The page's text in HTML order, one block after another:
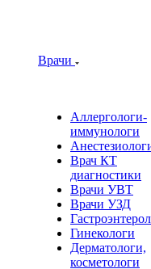
Врачи
Аллергологи-
иммунологи
Врач КТ
диагностики
Врачи УВТ
Врачи УЗД
Гинекологи
Дерматологи,
косметологи